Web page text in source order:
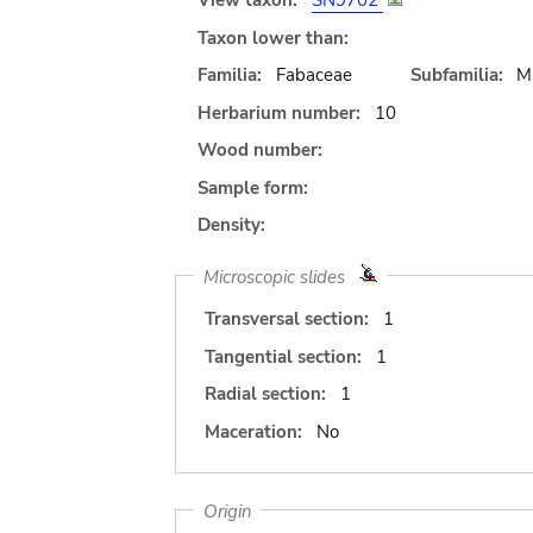
Taxon lower than:
Familia:
Fabaceae Subfamilia:
Herbarium number:
10
Wood number:
Sample form:
Density:
Microscopic slides
Transversal section:
1
Tangential section:
1
Radial section:
1
Maceration:
No
Origin